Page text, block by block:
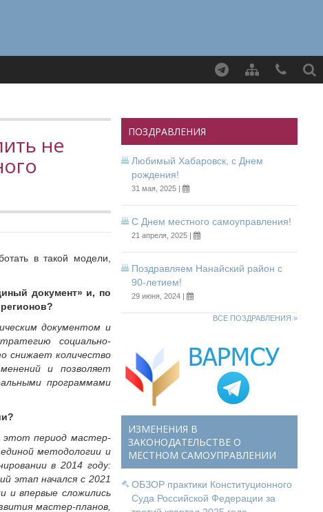
не
в такой модели,
документ» и, по
документом и
социально-
снижает количество
и позволяет
программами
этот период мастер-
методологии и
в 2014 году:
этап начался с 2021
и впервые сложились
мастер-планов,
ПОЗДРАВЛЕНИЯ
Любимый Хабаровск, с Днем
рождения!
31 мая, 2025 |
С Днем местного самоуправления!
21 апреля, 2025 |
Поздравляем Нанайский район с
90-летием!
29 июня, 2024 |
ВСЕ ПОЗДРАВЛЕНИЯ »
ИЗМЕНЕНИЯ В
ЗАКОНОДАТЕЛЬСТВЕ О
МЕСТНОМ САМОУПРАВЛЕНИИ
ОБЗОР практики Конституционного
Суда Российской Федерации за